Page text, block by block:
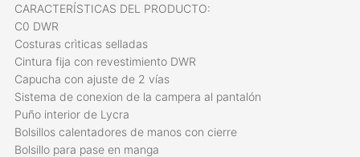
CARACTERÍSTICAS DEL PRODUCTO:
C0 DWR
Costuras crìticas selladas
Cintura fija con revestimiento DWR
Capucha con ajuste de 2 vías
Sistema de conexion de la campera al pantalón
Puño interior de Lycra
Bolsillos calentadores de manos con cierre
Bolsillo para pase en manga